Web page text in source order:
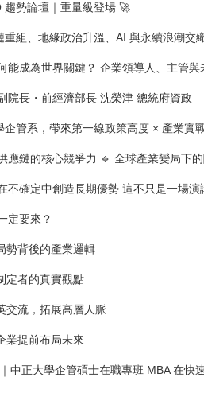
趨勢論壇｜重量級登場 🚀
重組、地緣政治升溫、AI 與永續浪潮交
能成為世界關鍵？ 企業領導人、主管
院長・前經濟部長 沈榮津 總統府資政
企管系，帶來第一線政策高度 × 產業實
應鏈的核心競爭力 🔹 全球產業變局下
不確定中創造長期優勢 這不只是一場
定要來？
勢背後的產業邏輯
定者的真實觀點
交流，拓展高層人脈
業提前布局未來
中正大學企管碩士在職專班 MBA 在快